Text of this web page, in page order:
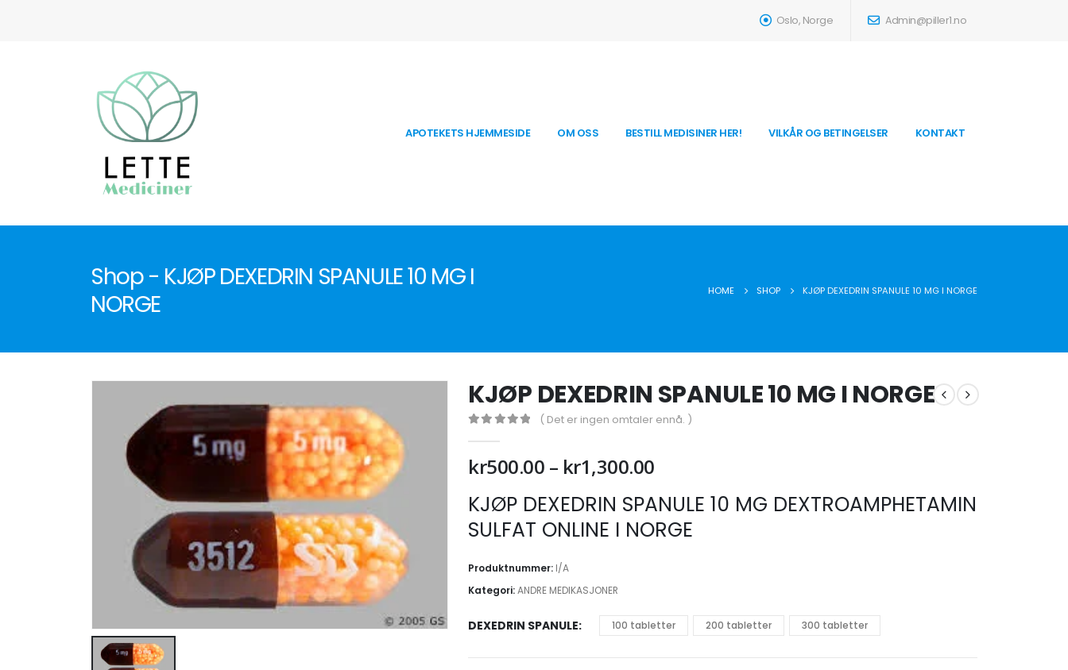
Oslo, Norge Admin@piller1.no
APOTEKETS HJEMMESIDE OM OSS BESTILL MEDISINER HER! VILKÅR OG BETINGELSER KONTAKT
Shop - KJØP DEXEDRIN SPANULE 10 MG I
NORGE
HOME SHOP KJØP DEXEDRIN SPANULE 10 MG I NORGE
KJØP DEXEDRIN SPANULE 10 MG I NORGE
( Det er ingen omtaler ennå. )
kr500.00 – kr1,300.00Prisområde:
til
kr1,300.00
KJØP DEXEDRIN SPANULE 10 MG DEXTROAMPHETAMIN
SULFAT ONLINE I NORGE
Produktnummer: I/A
Kategori:ANDRE MEDIKASJONER
DEXEDRIN SPANULE 100 tabletter 200 tabletter 300 tabletter